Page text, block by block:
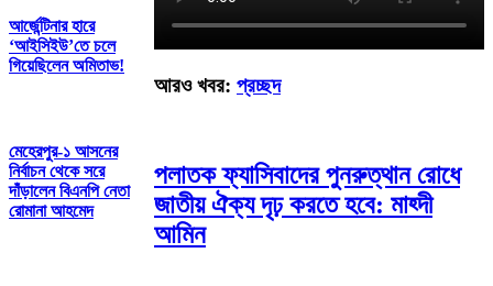
আর্জেন্টিনার হারে
‘আইসিইউ’তে চলে
গিয়েছিলেন অমিতাভ!
মেহেরপুর-১ আসনের
নির্বাচন থেকে সরে
দাঁড়ালেন বিএনপি নেতা
রোমানা আহমেদ
আরও খবর: প্রচ্ছদ
পলাতক ফ্যাসিবাদের পুনরুত্থান রোধে
জাতীয় ঐক্য দৃঢ় করতে হবে: মাহ্দী
আমিন